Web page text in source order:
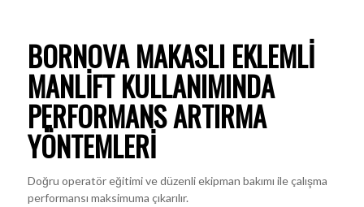
BORNOVA MAKASLI EKLEMLI
MANLIFT KULLANIMINDA
PERFORMANS ARTIRMA
YÖNTEMLERI
Doğru operatör eğitimi ve düzenli ekipman bakımı ile çalışma
performansı maksimuma çıkarılır.